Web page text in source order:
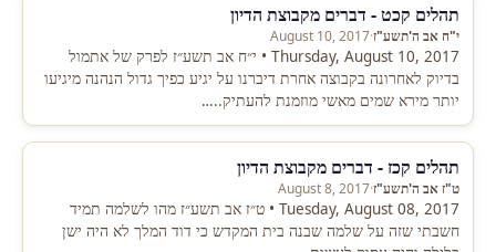
תהלים קכט - דברים מקבוצת הדיון
י"ח אב ה'תשע"ז·
August 10, 2017
Thursday, August 10, 2017 • י״ח אב תשע״ז לפרק של אתמול
בדיוק לאחרונה בקבוצה אחרת דיברנו על יגיע כפיך גדול הנהנה מיגיעו
יותר מירא שמים מאשי מוזמנת להעתיק..…
תהלים קכז - דברים מקבוצת הדיון
ט"ז אב ה'תשע"ז·
August 8, 2017
Tuesday, August 08, 2017 • ט״ז אב תשע״ז מהו לשלמה תמיד
חשבתי שזה על שלמה שבנה בית המקדש כי דוד המלך לא היה ישן